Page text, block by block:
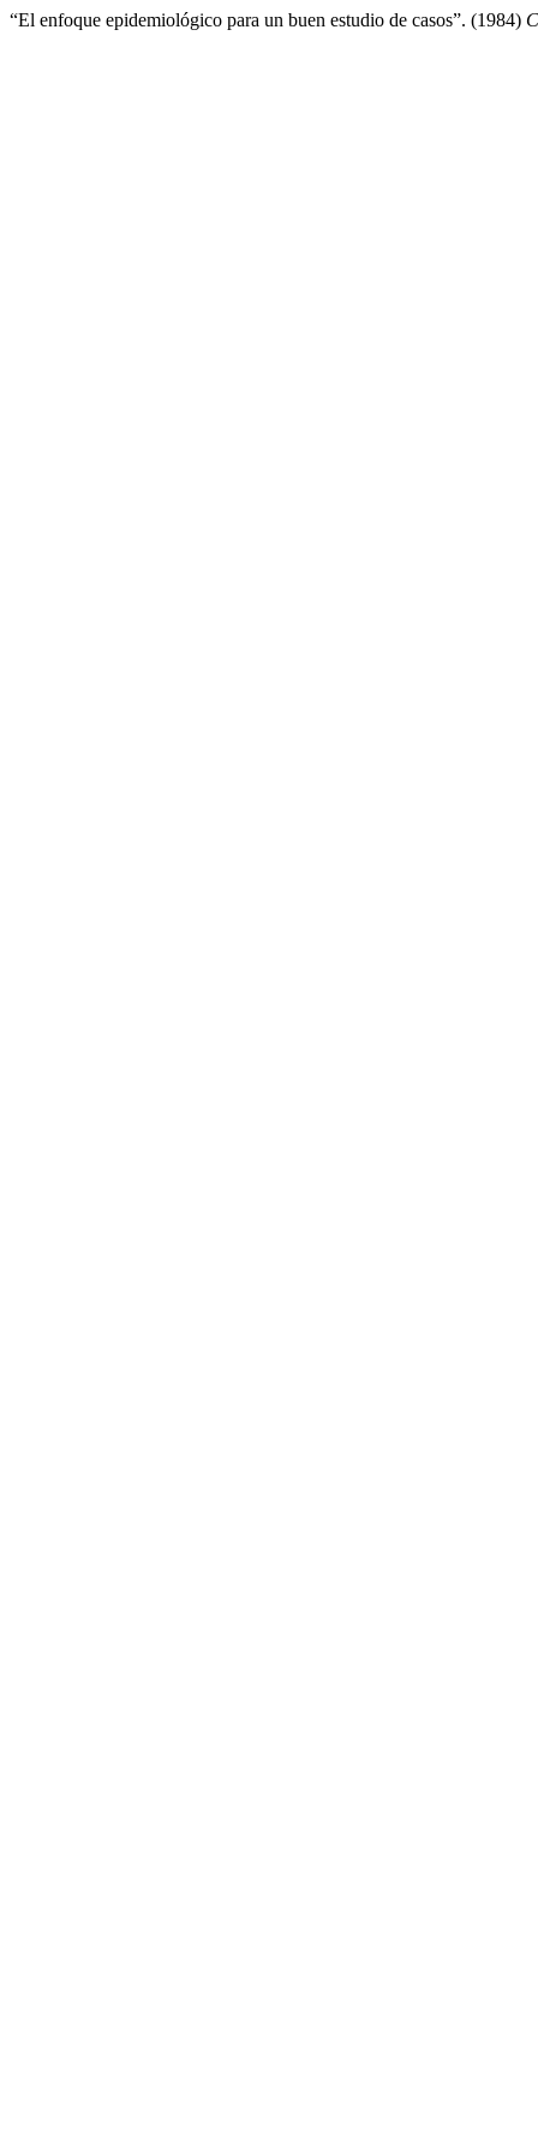
“El enfoque epidemiológico para un buen estudio de casos”. (1984)